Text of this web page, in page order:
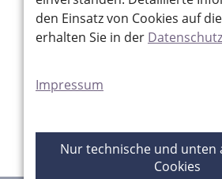
08:30 - 12:00
den Einsatz von Cookies auf
erhalten Sie in der
Impressum
Nur technische und unten
Cookies